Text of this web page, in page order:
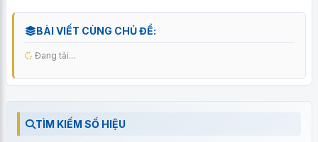
BÀI VIẾT CÙNG CHỦ ĐỀ:
Đang tải...
TÌM KIẾM SỐ HIỆU